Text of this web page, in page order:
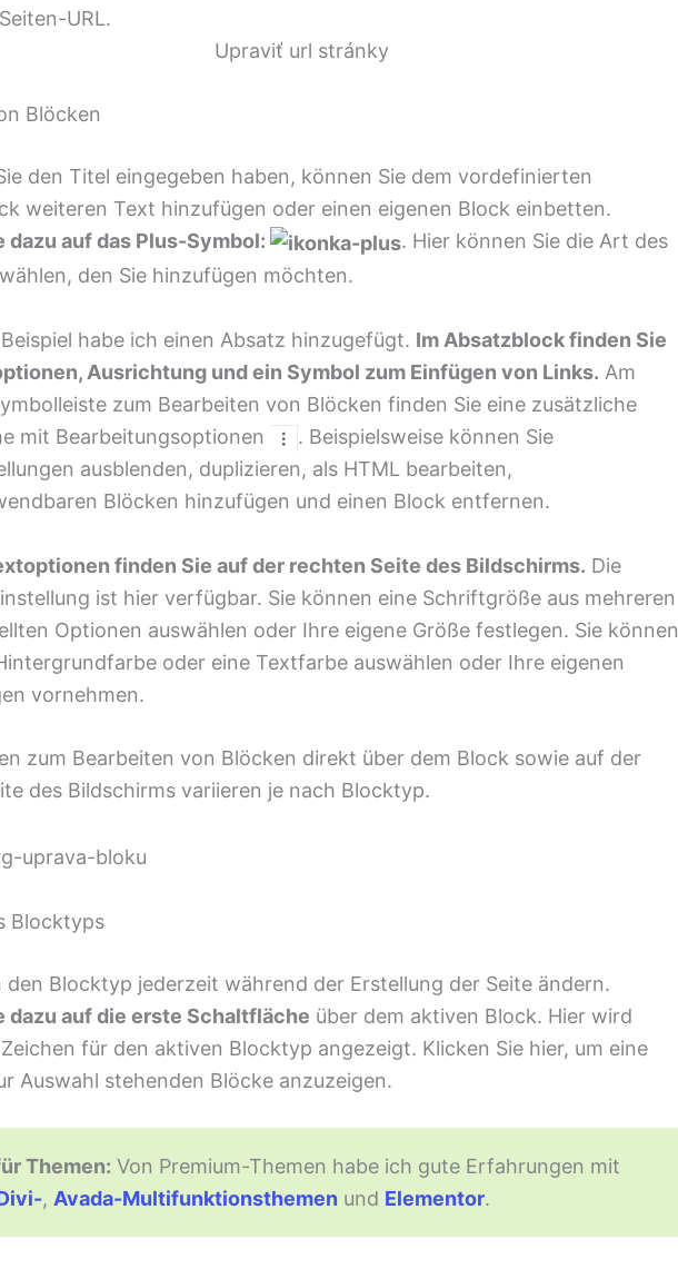
URL.
Blöcken
den Titel eingegeben haben, können Sie dem vordefinierten
weiteren Text hinzufügen oder einen eigenen Block einbetten.
dazu auf das Plus-Symbol:
. Hier können Sie die Art des
den Sie hinzufügen möchten.
habe ich einen Absatz hinzugefügt. Im Absatzblock finden Sie
Ausrichtung und ein Symbol zum Einfügen von Links. Am
zum Bearbeiten von Blöcken finden Sie eine zusätzliche
mit Bearbeitungsoptionen
. Beispielsweise können Sie
ausblenden, duplizieren, als HTML bearbeiten,
Blöcken hinzufügen und einen Block entfernen.
finden Sie auf der rechten Seite des Bildschirms. Die
ist hier verfügbar. Sie können eine Schriftgröße aus mehreren
Optionen auswählen oder Ihre eigene Größe festlegen. Sie können
oder eine Textfarbe auswählen oder Ihre eigenen
vornehmen.
zum Bearbeiten von Blöcken direkt über dem Block sowie auf der
des Bildschirms variieren je nach Blocktyp.
Blocktyps
den Blocktyp jederzeit während der Erstellung der Seite ändern.
dazu auf die erste Schaltfläche über dem aktiven Block. Hier wird
für den aktiven Blocktyp angezeigt. Klicken Sie hier, um eine
Auswahl stehenden Blöcke anzuzeigen.
Themen: Von Premium-Themen habe ich gute Erfahrungen mit
, Avada-Multifunktionsthemen und Elementor.